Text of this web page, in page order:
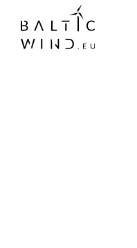
content